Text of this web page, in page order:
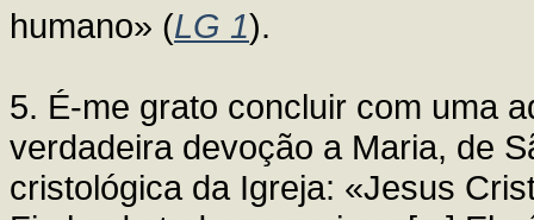
humano» (LG 1).
5. É-me grato concluir com uma
verdadeira devoção a Maria, de
cristológica da Igreja: «Jesus